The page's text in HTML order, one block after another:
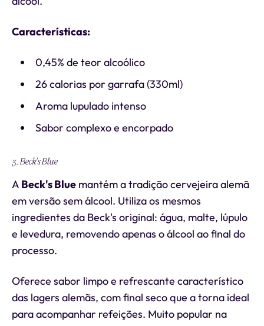
Características:
0,45% de teor alcoólico
26 calorias por garrafa (330ml)
Aroma lupulado intenso
Sabor complexo e encorpado
3. Beck's Blue
A Beck's Blue mantém a tradição cervejeira alemã
em versão sem álcool. Utiliza os mesmos
ingredientes da Beck's original: água, malte, lúpulo
e levedura, removendo apenas o álcool ao final do
processo.
Oferece sabor limpo e refrescante característico
das lagers alemãs, com final seco que a torna ideal
para acompanhar refeições. Muito popular na